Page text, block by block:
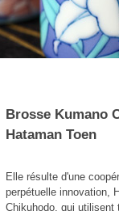
Brosse Kumano
Hataman Toen
Elle résulte d'une
perpétuelle innovation,
Chikuhodo, qui utilisent